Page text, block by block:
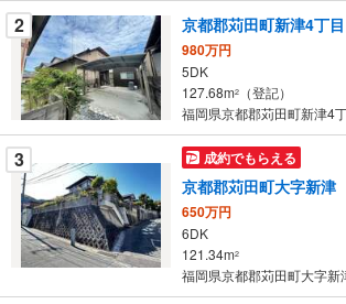
件
を
マ
イ
ペ
ー
ジ
に
保
存
す
る
2 京都郡苅田町新津4丁目
980万円
5DK
127.68m2
（登記）
福岡県京都郡苅田町新津4
3 成約でもらえる
京都郡苅田町大字新津
650万円
6DK
121.34m2
福岡県京都郡苅田町大字新